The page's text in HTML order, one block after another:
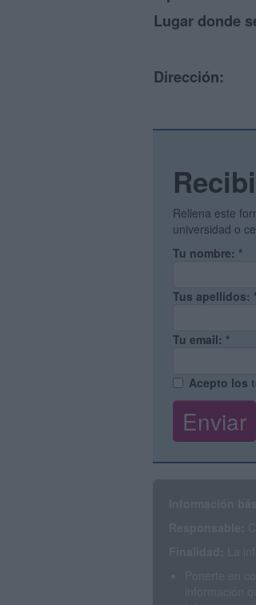
Lugar donde
Dirección:
Rellena este
universidad o
Tu nombre: *
Tus apellidos:
Tu email: *
Acepto los